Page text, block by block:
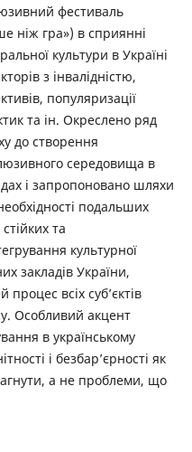
фестиваль
ніж гра») в сприянні
культури в Україні
з інвалідністю,
популяризації
та ін. Окреслено ряд
до створення
середовища в
і запропоновано шляхи
подальших
та
культурної
закладів України,
всіх суб’єктів
Особливий акцент
в українському
і безбар’єрності як
а не проблеми, що